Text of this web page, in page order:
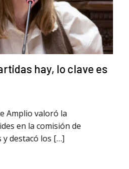
hay, lo clave es
Amplio valoró la
en la comisión de
y destacó los […]